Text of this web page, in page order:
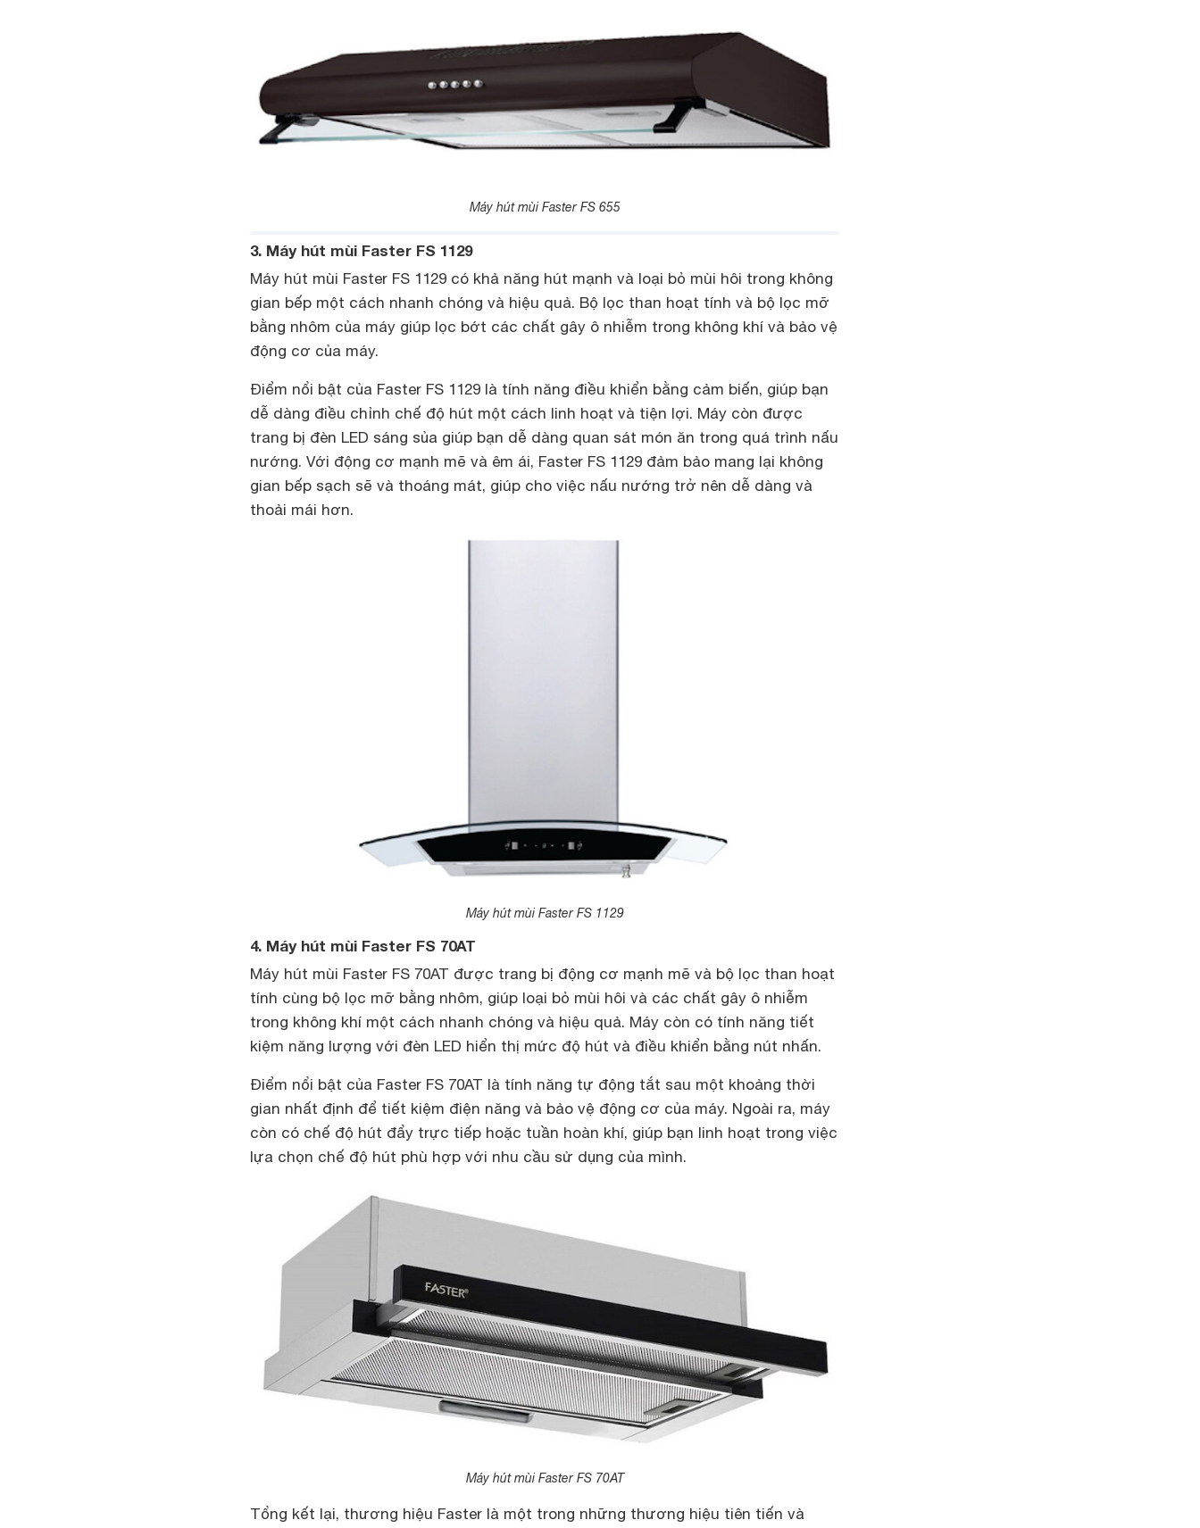
Máy hút mùi Faster FS 655
3. Máy hút mùi Faster FS 1129
Máy hút mùi Faster FS 1129 có khả năng hút mạnh và loại bỏ mùi hôi trong không
gian bếp một cách nhanh chóng và hiệu quả. Bộ lọc than hoạt tính và bộ lọc mỡ
bằng nhôm của máy giúp lọc bớt các chất gây ô nhiễm trong không khí và bảo vệ
động cơ của máy.
Điểm nổi bật của Faster FS 1129 là tính năng điều khiển bằng cảm biến, giúp bạn
dễ dàng điều chỉnh chế độ hút một cách linh hoạt và tiện lợi. Máy còn được
trang bị đèn LED sáng sủa giúp bạn dễ dàng quan sát món ăn trong quá trình nấu
nướng. Với động cơ mạnh mẽ và êm ái, Faster FS 1129 đảm bảo mang lại không
gian bếp sạch sẽ và thoáng mát, giúp cho việc nấu nướng trở nên dễ dàng và
thoải mái hơn.
Máy hút mùi Faster FS 1129
4. Máy hút mùi Faster FS 70AT
Máy hút mùi Faster FS 70AT được trang bị động cơ mạnh mẽ và bộ lọc than hoạt
tính cùng bộ lọc mỡ bằng nhôm, giúp loại bỏ mùi hôi và các chất gây ô nhiễm
trong không khí một cách nhanh chóng và hiệu quả. Máy còn có tính năng tiết
kiệm năng lượng với đèn LED hiển thị mức độ hút và điều khiển bằng nút nhấn.
Điểm nổi bật của Faster FS 70AT là tính năng tự động tắt sau một khoảng thời
gian nhất định để tiết kiệm điện năng và bảo vệ động cơ của máy. Ngoài ra, máy
còn có chế độ hút đẩy trực tiếp hoặc tuần hoàn khí, giúp bạn linh hoạt trong việc
lựa chọn chế độ hút phù hợp với nhu cầu sử dụng của mình.
Máy hút mùi Faster FS 70AT
Tổng kết lại, thương hiệu Faster là một trong những thương hiệu tiên tiến và